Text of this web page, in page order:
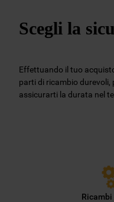
Scegli la
Effettuando il tuo
parti di ricambio durevoli,
assicurarti la durata nel